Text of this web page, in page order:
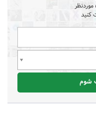
موردنظر
کنید
شوم